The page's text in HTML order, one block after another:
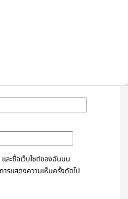
ละชื่อเว็บไซต์ของฉันบน
ารแสดงความเห็นครั้งถัดไป